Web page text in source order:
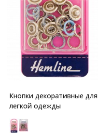
Кнопки декоративные для
легкой одежды